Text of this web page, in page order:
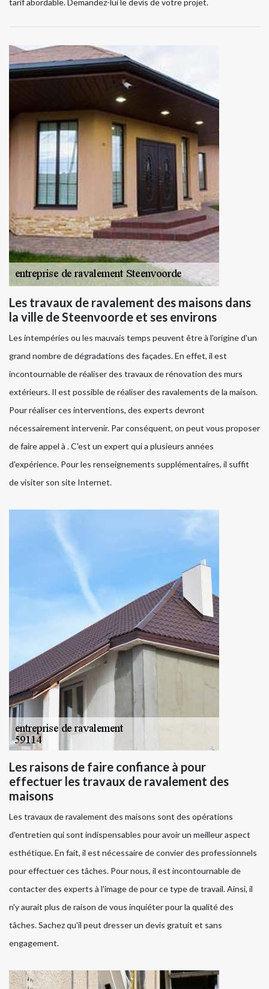
tarif abordable. Demandez-lui le devis de votre projet.
Les travaux de ravalement des maisons dans
la ville de Steenvoorde et ses environs
Les intempéries ou les mauvais temps peuvent être à l'origine d'un
grand nombre de dégradations des façades. En effet, il est
incontournable de réaliser des travaux de rénovation des murs
extérieurs. Il est possible de réaliser des ravalements de la maison.
Pour réaliser ces interventions, des experts devront
nécessairement intervenir. Par conséquent, on peut vous proposer
de faire appel à . C'est un expert qui a plusieurs années
d'expérience. Pour les renseignements supplémentaires, il suffit
de visiter son site Internet.
Les raisons de faire confiance à pour
effectuer les travaux de ravalement des
maisons
Les travaux de ravalement des maisons sont des opérations
d'entretien qui sont indispensables pour avoir un meilleur aspect
esthétique. En fait, il est nécessaire de convier des professionnels
pour effectuer ces tâches. Pour nous, il est incontournable de
contacter des experts à l'image de pour ce type de travail. Ainsi, il
n'y aurait plus de raison de vous inquiéter pour la qualité des
tâches. Sachez qu'il peut dresser un devis gratuit et sans
engagement.